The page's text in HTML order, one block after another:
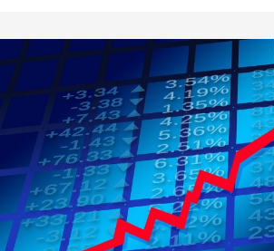
l
g
o